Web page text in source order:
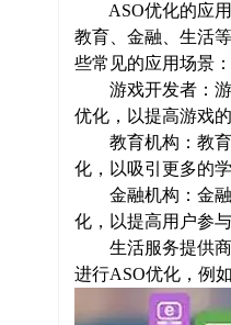
ASO优化的应用
教育、金融、生活
些常见的应用场景：
游戏开发者：游
优化，以提高游戏
教育机构：教育
化，以吸引更多的
金融机构：金融
化，以提高用户参
生活服务提供商
进行ASO优化，例